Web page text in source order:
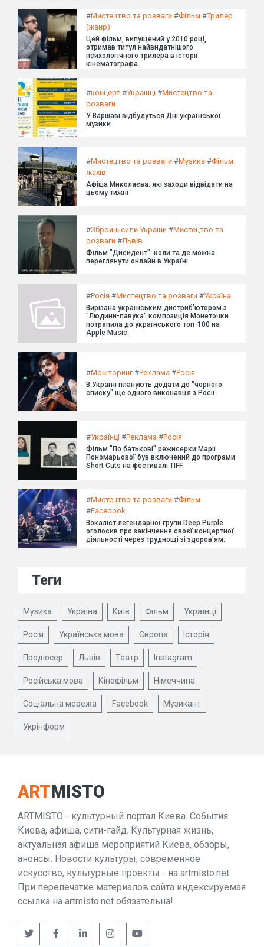
#Мистецтво та розваги #Фільм #Трилер
(жанр)
Цей фільм, випущений у 2010 році,
отримав титул найвидатнішого
психологічного трилера в історії
кінематографа.
#концерт #Українці #Мистецтво та
розваги
У Варшаві відбудуться Дні української
музики.
#Мистецтво та розваги #Музика #Фільм
жахів
Афіша Миколаєва: які заходи відвідати на
цьому тижні
#Збройні сили України #Мистецтво та
розваги #Львів
Фільм "Дисидент": коли та де можна
переглянути онлайн в Україні
#Росія #Мистецтво та розваги #Україна
Вирізана українським дистриб'ютором з
"Людини-павука" композиція Монеточки
потрапила до українського топ-100 на
Apple Music.
#Моніторинг#Реклама #Росія
В Україні планують додати до "чорного
списку" ще одного виконавця з Росії.
#Українці #Реклама #Росія
Фільм "По батькові" режисерки Марії
Пономарьової був включений до програми
Short Cuts на фестивалі TIFF.
#Мистецтво та розваги #Фільм
#Facebook
Вокаліст легендарної групи Deep Purple
оголосив про закінчення своєї концертної
діяльності через труднощі зі здоров'ям.
Теги
Музика Україна Київ Фільм Українці
Росія Українська мова Європа Історія
Продюсер Львів Театр Instagram
Російська мова Кінофільм Німеччина
Соціальна мережа Facebook Музикант
Укрінформ
ARTMISTO
ARTMISTO - культурный портал Киева. События
Киева, афиша, сити-гайд. Культурная жизнь,
актуальная афиша мероприятий Киева, обзоры,
анонсы. Новости культуры, современное
искусство, культурные проекты - на artmisto.net.
При перепечатке материалов сайта индексируемая
ссылка на artmisto.net обязательна!